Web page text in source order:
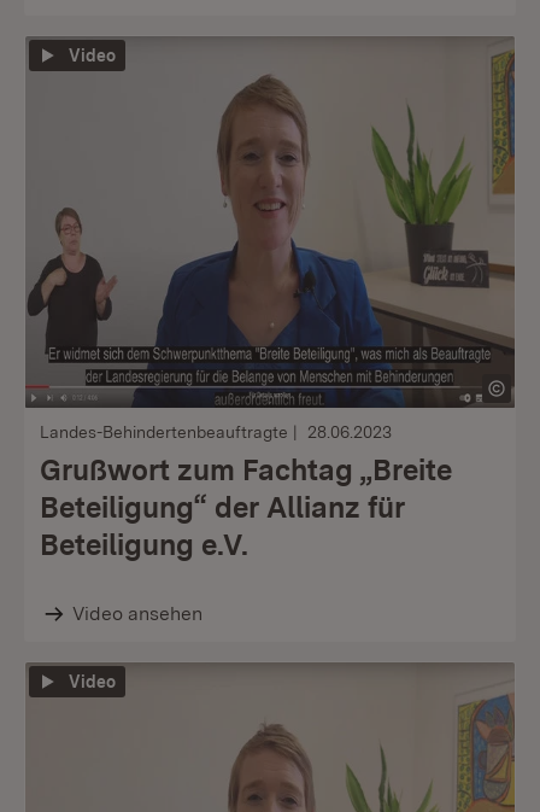
Video
Landes-Behindertenbeauftragte 28.06.2023
Grußwort zum Fachtag „Breite
Beteiligung“ der Allianz für
Beteiligung e.V.
Video ansehen
Video